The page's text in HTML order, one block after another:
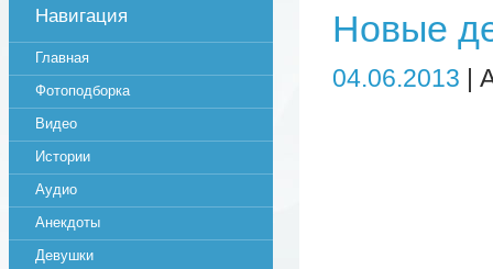
Новые
04.06.2013 |
Навигация
Главная
Фотоподборка
Видео
Истории
Аудио
Анекдоты
Девушки